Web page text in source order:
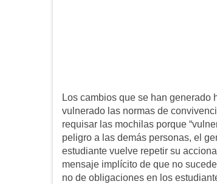
Los cambios que se han
vulnerado las normas de
requisar las mochilas porque
peligro a las demás personas, el
estudiante vuelve repetir su
mensaje implícito de que no
no de obligaciones en los